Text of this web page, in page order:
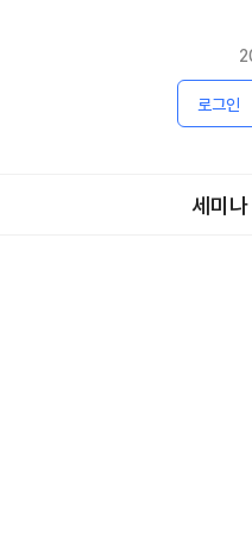
로그인
세미나